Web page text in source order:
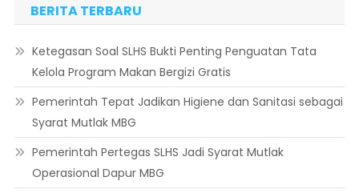
BERITA TERBARU
Ketegasan Soal SLHS Bukti Penting Penguatan Tata
Kelola Program Makan Bergizi Gratis
Pemerintah Tepat Jadikan Higiene dan Sanitasi sebagai
Syarat Mutlak MBG
Pemerintah Pertegas SLHS Jadi Syarat Mutlak
Operasional Dapur MBG